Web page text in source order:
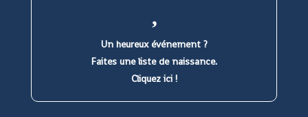
Un heureux événement ?
Faites une liste de naissance.
Cliquez ici !